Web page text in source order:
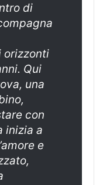
di
orizzonti
Qui
una
con
inizia a
e